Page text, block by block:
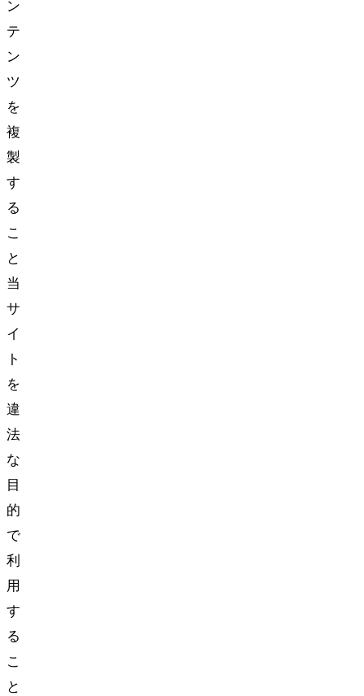
ン
テ
ン
ツ
を
複
製
す
る
こ
と
当
サ
イ
ト
を
違
法
な
目
的
で
利
用
す
る
こ
と